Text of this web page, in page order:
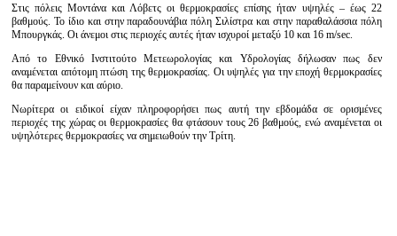
Στις πόλεις Μοντάνα και Λόβετς οι θερμοκρασίες επίσης ήταν υψηλές – έως 22
βαθμούς. Το ίδιο και στην παραδουνάβια πόλη Σιλίστρα και στην παραθαλάσσια πόλη
Μπουργκάς. Οι άνεμοι στις περιοχές αυτές ήταν ισχυροί μεταξύ 10 και 16 m/sec.
Από το Εθνικό Ινστιτούτο Μετεωρολογίας και Υδρολογίας δήλωσαν πως δεν
αναμένεται απότομη πτώση της θερμοκρασίας. Οι υψηλές για την εποχή θερμοκρασίες
θα παραμείνουν και αύριο.
Νωρίτερα οι ειδικοί είχαν πληροφορήσει πως αυτή την εβδομάδα σε ορισμένες
περιοχές της χώρας οι θερμοκρασίες θα φτάσουν τους 26 βαθμούς, ενώ αναμένεται οι
υψηλότερες θερμοκρασίες να σημειωθούν την Τρίτη.